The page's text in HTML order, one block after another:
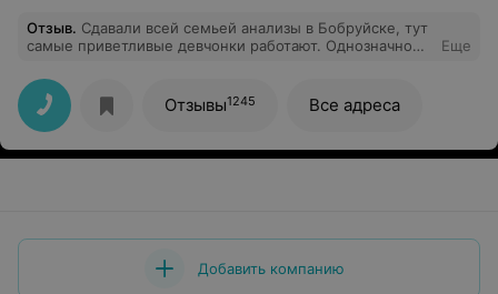
Отзыв. Сдавали всей семьей анализы в Бобруйске, тут
самые приветливые девчонки работают. Однозначно
Еще
Отзывы1245 Все адреса
Добавить компанию